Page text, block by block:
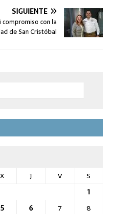
SIGUIENTE
compromiso con la
de San Cristóbal
X J V
S
1
5 6 7
8